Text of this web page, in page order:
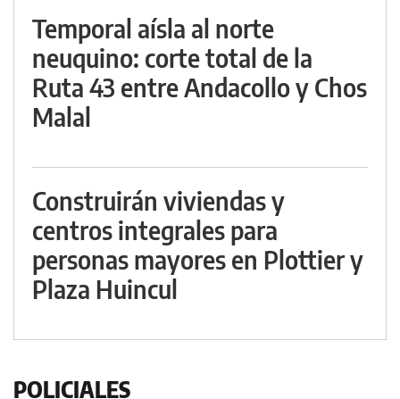
Temporal aísla al norte
neuquino: corte total de la
Ruta 43 entre Andacollo y Chos
Malal
Construirán viviendas y
centros integrales para
personas mayores en Plottier y
Plaza Huincul
POLICIALES